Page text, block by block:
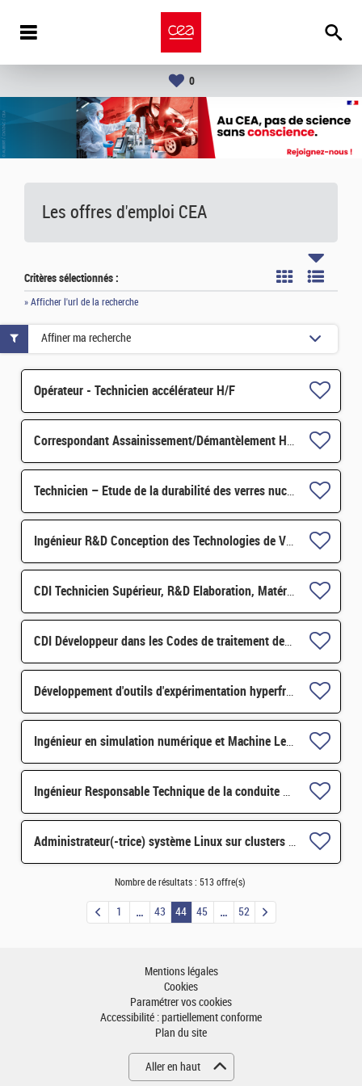
0
Les offres d'emploi CEA
Critères sélectionnés :
» Afficher l'url de la recherche
Opérateur - Technicien accélérateur H/F
Correspondant Assainissement/Démantèlement H/F
Technicien – Etude de la durabilité des verres nucléaires du futur H/F
Ingénieur R&D Conception des Technologies de Vitrification H/F
CDI Technicien Supérieur, R&D Elaboration, Matériaux pour les énergies H/F
CDI Développeur dans les Codes de traitement des données Nucléaires et Monte-Carlo H/F
Développement d'outils d'expérimentation hyperfréquences H/F
Ingénieur en simulation numérique et Machine Learning pour systèmes biomoléculaires H/F
Ingénieur Responsable Technique de la conduite de circuits du réacteur CABRI H/F
Administrateur(-trice) système Linux sur clusters haute performance H/F
Affiner ma recherche
Nombre de résultats : 513 offre(s)
1 43 44 45 52
Mentions légales
Cookies
Paramétrer vos cookies
Accessibilité : partiellement conforme
Plan du site
Aller en haut